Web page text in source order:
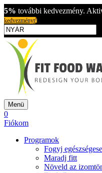
5% további kedvezmény.
kedvezményt!
Menü
0
Fiókom
Programok
Fogyj
Maradj fitt
Növeld az